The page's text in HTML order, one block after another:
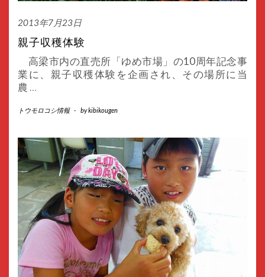
2013年7月23日
親子収穫体験
高梁市内の直売所「ゆめ市場」の10周年記念事
業に、親子収穫体験を企画され、その場所に当
農 …
トウモロコシ情報 - bykibikougen